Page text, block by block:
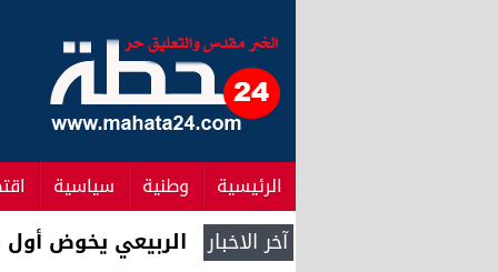
الرئيسية وطنية سياسية
آخر الاخبار الربيعي يخوض أول نزال